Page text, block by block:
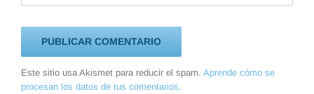
Este sitio usa Akismet para reducir el spam. Aprende cómo se
procesan los datos de tus comentarios.